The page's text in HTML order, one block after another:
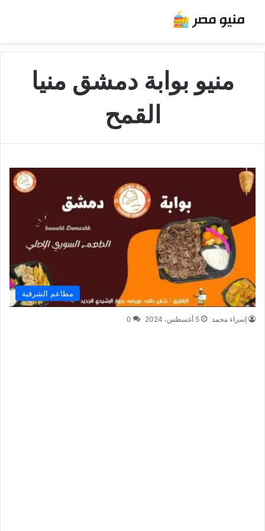
منيو بوابة دمشق منيا
القمح
مطاعم الشرقية
إسراء محمد 5 أغسطس، 2024 0